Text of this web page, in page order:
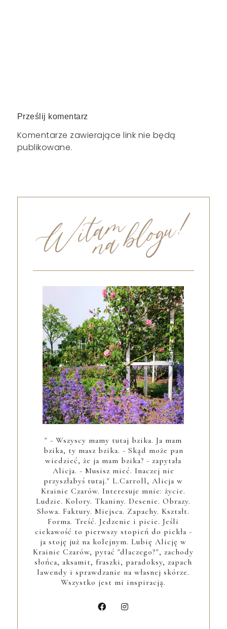
Prześlij komentarz
Komentarze zawierające link nie będą
publikowane.
" - Wszyscy mamy tutaj bzika. Ja mam
bzika, ty masz bzika. - Skąd może pan
wiedzieć, że ja mam bzika? - zapytała
Alicja. - Musisz mieć. Inaczej nie
przyszłabyś tutaj." L.Carroll, Alicja w
Krainie Czarów. Interesuje mnie: życie.
Ludzie. Kolory. Tkaniny. Desenie. Obrazy.
Słowa. Faktury. Miejsca. Zapachy. Kształt.
Forma. Treść. Jedzenie i picie. Jeśli
ciekawość to pierwszy stopień do piekła -
ja stoję już na kolejnym. Lubię Alicję w
Krainie Czarów, pytać "dlaczego?", zachody
słońca, aksamit, fraszki, paradoksy, zapach
lawendy i sprawdzanie na własnej skórze.
Wszystko jest mi inspiracją.